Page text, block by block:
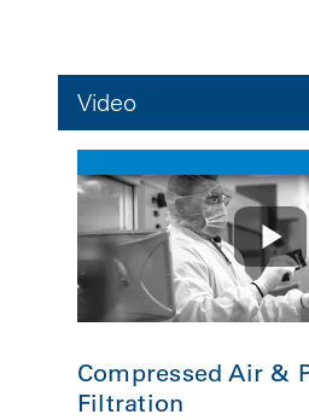
Video
Compressed Air &
Filtration